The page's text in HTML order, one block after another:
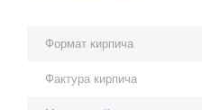
Формат кирпича
Фактура кирпича